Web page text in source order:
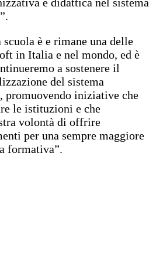
scuola è e rimane una delle
in Italia e nel mondo, ed è
a sostenere il
del sistema
promuovendo iniziative che
le istituzioni e che
volontà di offrire
per una sempre maggiore
formativa”.